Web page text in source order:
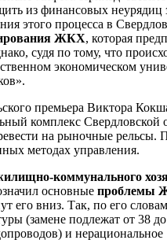
из финансовых неурядиц
этого процесса в
ЖКХ, которая
судя по тому, что
экономическом
премьера Виктора
комплекс Свердловской
на рыночные
методах управления.
коммунального
основные проблемы
его вниз. Так, по его
(замене подлежат от 38
и нерациональное